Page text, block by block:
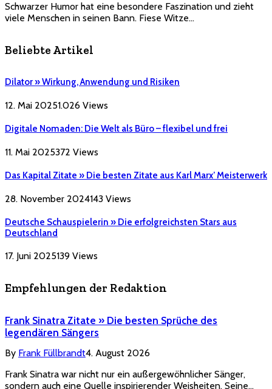
Schwarzer Humor hat eine besondere Faszination und zieht
viele Menschen in seinen Bann. Fiese Witze…
Beliebte Artikel
Dilator » Wirkung, Anwendung und Risiken
12. Mai 20251.026 Views
Digitale Nomaden: Die Welt als Büro – flexibel und frei
11. Mai 2025372 Views
Das Kapital Zitate » Die besten Zitate aus Karl Marx’ Meisterwerk
28. November 2024143 Views
Deutsche Schauspielerin » Die erfolgreichsten Stars aus
Deutschland
17. Juni 2025139 Views
Empfehlungen der Redaktion
Frank Sinatra Zitate » Die besten Sprüche des
legendären Sängers
By Frank Füllbrandt4. August 2026
Frank Sinatra war nicht nur ein außergewöhnlicher Sänger,
sondern auch eine Quelle inspirierender Weisheiten. Seine…